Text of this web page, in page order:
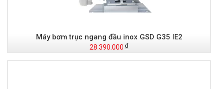
Máy bơm trục ngang đầu inox GSD G35 IE2
28.390.000